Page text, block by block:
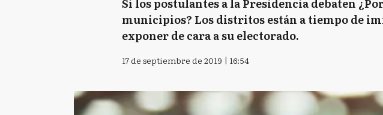
Si los postulantes a la Presidencia debaten
municipios? Los distritos están a tiempo de
exponer de cara a su electorado.
17 de septiembre de 2019 | 16:54